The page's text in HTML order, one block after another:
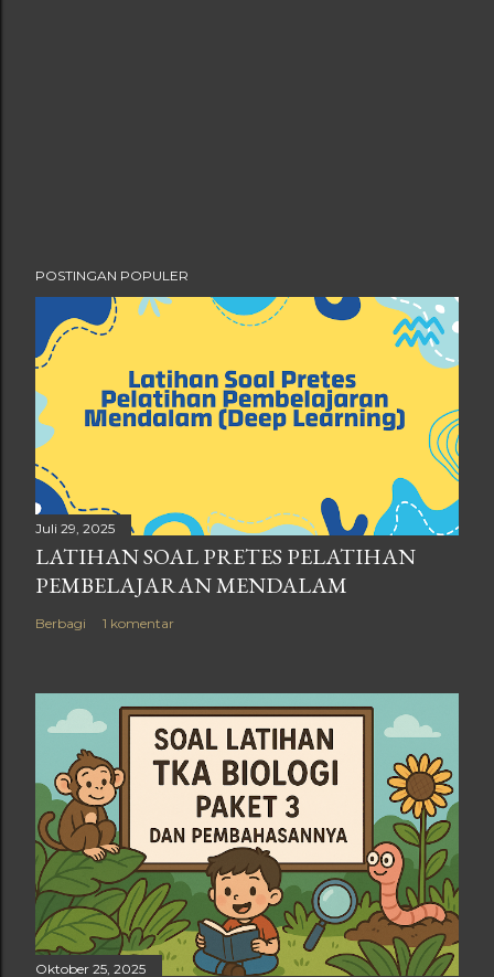
POSTINGAN POPULER
Juli 29, 2025
LATIHAN SOAL PRETES PELATIHAN
PEMBELAJARAN MENDALAM
Berbagi 1 komentar
Oktober 25, 2025